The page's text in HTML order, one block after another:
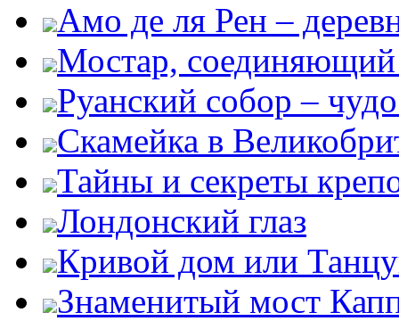
Амо де ля Рен –
Мостар, соединяющий
Руанский собор –
Скамейка в
Тайны и секреты
Лондонский глаз
Кривой дом или
Знаменитый мост